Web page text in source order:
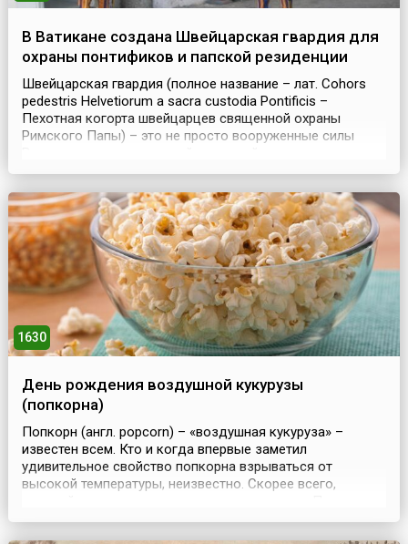
В Ватикане создана Швейцарская гвардия для
охраны понтификов и папской резиденции
Швейцарская гвардия (полное название – лат. Cohors
pedestris Helvetiorum a sacra custodia Pontificis –
Пехотная когорта швейцарцев священной охраны
Римского Папы) – это не просто вооруженные силы
сохранившихся до наших дней, и самая маленькая армия
Ватикана, которых увековечили в своих произведениях
Мольер...
1630
День рождения воздушной кукурузы
(попкорна)
Попкорн (англ. popcorn) – «воздушная кукуруза» –
известен всем. Кто и когда впервые заметил
удивительное свойство попкорна взрываться от
высокой температуры, неизвестно. Скорее всего,
благоприятных условиях зерна кукурузы могут